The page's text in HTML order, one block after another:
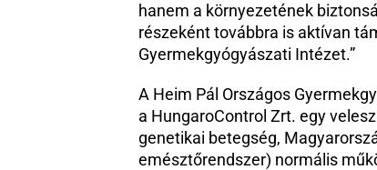
hanem a környezetének
részeként továbbra is aktívan
Gyermekgyógyászati Intézet.”
A Heim Pál Országos
a HungaroControl Zrt. egy
genetikai betegség,
emésztőrendszer) normális